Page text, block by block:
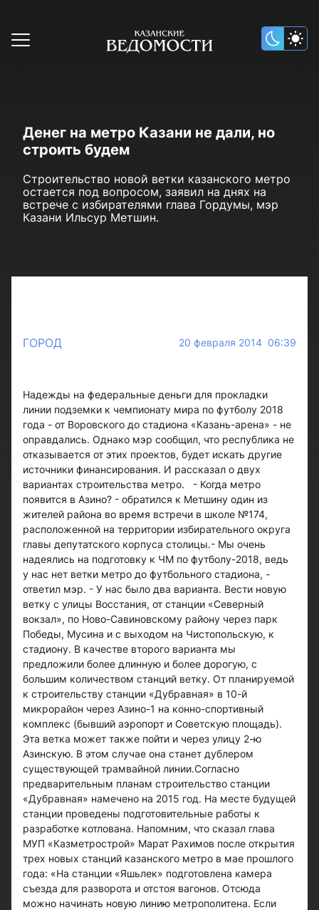
Денег на метро Казани не дали, но
строить будем
Строительство новой ветки казанского метро
остается под вопросом, заявил на днях на
встрече с избирателями глава Гордумы, мэр
Казани Ильсур Метшин.
ГОРОД 20 февраля 2014 06:39
Надежды на федеральные деньги для прокладки
линии подземки к чемпионату мира по футболу 2018
года - от Воровского до стадиона «Казань-арена» - не
оправдались. Однако мэр сообщил, что республика не
отказывается от этих проектов, будет искать другие
источники финансирования. И рассказал о двух
вариантах строительства метро. - Когда метро
появится в Азино? - обратился к Метшину один из
жителей района во время встречи в школе №174,
расположенной на территории избирательного округа
главы депутатского корпуса столицы.- Мы очень
надеялись на подготовку к ЧМ по футболу-2018, ведь
у нас нет ветки метро до футбольного стадиона, -
ответил мэр. - У нас было два варианта. Вести новую
ветку с улицы Восстания, от станции «Северный
вокзал», по Ново-Савиновскому району через парк
Победы, Мусина и с выходом на Чистопольскую, к
стадиону. В качестве второго варианта мы
предложили более длинную и более дорогую, с
большим количеством станций ветку. От планируемой
к строительству станции «Дубравная» в 10-й
микрорайон через Азино-1 на конно-спортивный
комплекс (бывший аэропорт и Советскую площадь).
Эта ветка может также пойти и через улицу 2-ю
Азинскую. В этом случае она станет дублером
существующей трамвайной линии.Согласно
предварительным планам строительство станции
«Дубравная» намечено на 2015 год. На месте будущей
станции проведены подготовительные работы к
разработке котлована. Напомним, что сказал глава
МУП «Казметрострой» Марат Рахимов после открытия
трех новых станций казанского метро в мае прошлого
года: «На станции «Яшьлек» подготовлена камера
съезда для разворота и отстоя вагонов. Отсюда
можно начинать новую линию метрополитена. Если